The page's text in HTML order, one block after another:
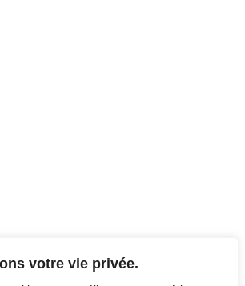
votre vie privée.